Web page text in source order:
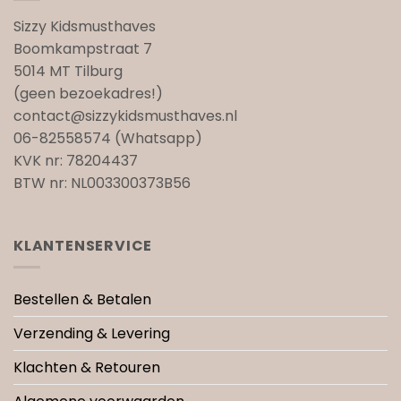
Sizzy Kidsmusthaves
Boomkampstraat 7
5014 MT Tilburg
(geen bezoekadres!)
contact@sizzykidsmusthaves.nl
06-82558574 (Whatsapp)
KVK nr: 78204437
BTW nr: NL003300373B56
KLANTENSERVICE
Bestellen & Betalen
Verzending & Levering
Klachten & Retouren